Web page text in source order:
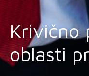
Krivično
oblasti